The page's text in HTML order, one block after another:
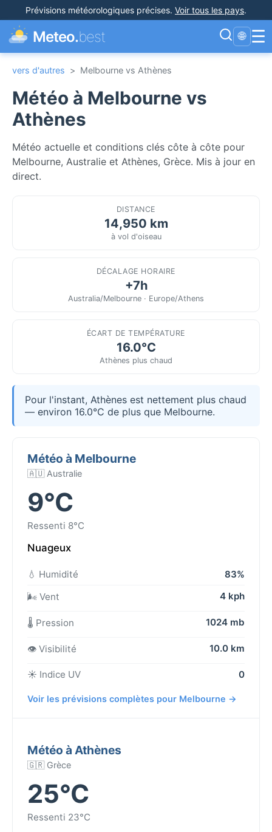
Prévisions météorologiques précises. Voir tous les pays.
Meteo.best 🌐 ☰
vers d'autres > Melbourne vs Athènes
Météo à Melbourne vs
Athènes
Météo actuelle et conditions clés côte à côte pour
Melbourne, Australie et Athènes, Grèce. Mis à jour en
direct.
DISTANCE
14,950 km
à vol d'oiseau
DÉCALAGE HORAIRE
+7h
Australia/Melbourne · Europe/Athens
ÉCART DE TEMPÉRATURE
16.0°C
Athènes plus chaud
Pour l'instant, Athènes est nettement plus chaud
— environ 16.0°C de plus que Melbourne.
Météo à Melbourne
🇦🇺 Australie
9°C
Ressenti 8°C
Nuageux
💧 Humidité
83%
🌬️ Vent
4 kph
🌡️ Pression 1024 mb
👁️ Visibilité 10.0 km
☀️ Indice UV 0
Voir les prévisions complètes pour Melbourne →
Météo à Athènes
🇬🇷 Grèce
25°C
Ressenti 23°C